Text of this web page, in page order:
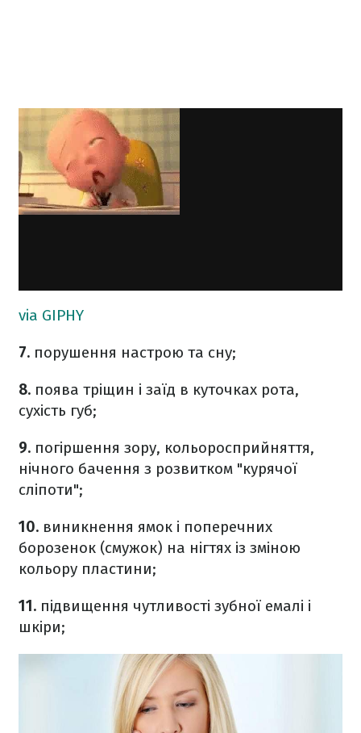
via GIPHY
7. порушення настрою та сну;
8. поява тріщин і заїд в куточках рота,
сухість губ;
9. погіршення зору, кольоросприйняття,
нічного бачення з розвитком "курячої
сліпоти";
10. виникнення ямок і поперечних
борозенок (смужок) на нігтях із зміною
кольору пластини;
11. підвищення чутливості зубної емалі і
шкіри;